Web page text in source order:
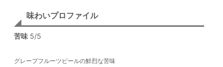
味わいプロファイル
苦味 5/5
グレープフルーツピールの鮮烈な苦味